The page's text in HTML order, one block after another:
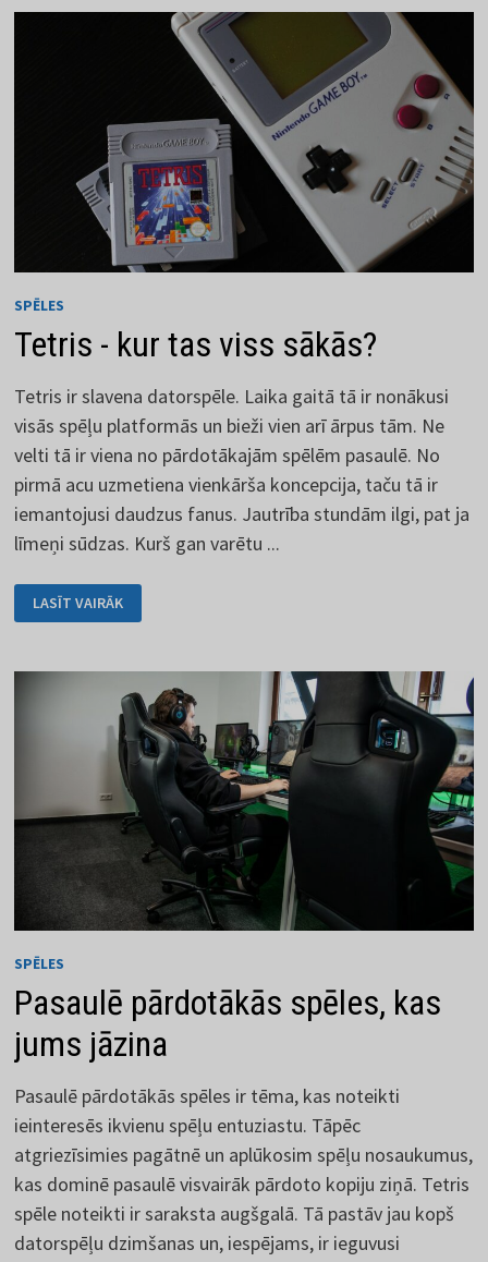
SEVI
SPĒLES
Tetris - kur tas viss sākās?
Tetris ir slavena datorspēle. Laika gaitā tā ir nonākusi
visās spēļu platformās un bieži vien arī ārpus tām. Ne
velti tā ir viena no pārdotākajām spēlēm pasaulē. No
pirmā acu uzmetiena vienkārša koncepcija, taču tā ir
iemantojusi daudzus fanus. Jautrība stundām ilgi, pat ja
līmeņi sūdzas. Kurš gan varētu ...
TETRIS
-
KUR
SĀKĀS?
LASĪT VAIRĀK
SPĒLES
Pasaulē pārdotākās spēles, kas
jums jāzina
Pasaulē pārdotākās spēles ir tēma, kas noteikti
ieinteresēs ikvienu spēļu entuziastu. Tāpēc
atgriezīsimies pagātnē un aplūkosim spēļu nosaukumus,
kas dominē pasaulē visvairāk pārdoto kopiju ziņā. Tetris
spēle noteikti ir saraksta augšgalā. Tā pastāv jau kopš
datorspēļu dzimšanas un, iespējams, ir ieguvusi